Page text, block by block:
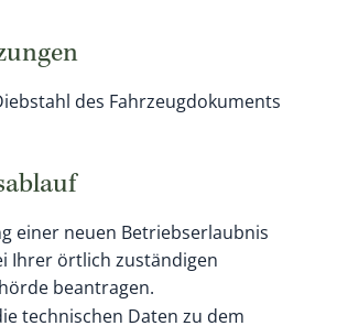
des Fahrzeugdokuments
einer neuen Betriebserlaubnis
Ihrer örtlich zuständigen
beantragen.
technischen Daten zu dem